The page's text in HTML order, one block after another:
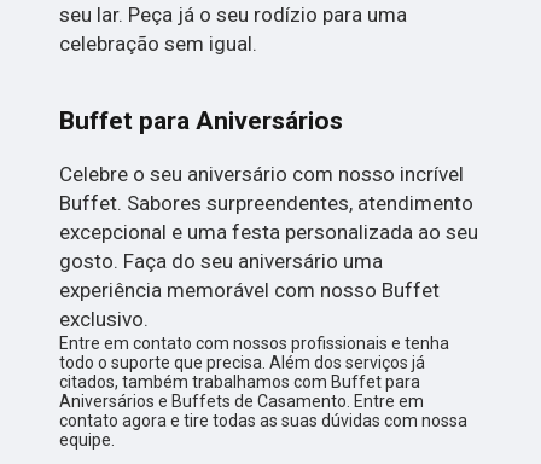
seu lar. Peça já o seu rodízio para uma
celebração sem igual.
Buffet para Aniversários
Celebre o seu aniversário com nosso incrível
Buffet. Sabores surpreendentes, atendimento
excepcional e uma festa personalizada ao seu
gosto. Faça do seu aniversário uma
experiência memorável com nosso Buffet
exclusivo.
Entre em contato com nossos profissionais e tenha
todo o suporte que precisa. Além dos serviços já
citados, também trabalhamos com Buffet para
Aniversários e Buffets de Casamento. Entre em
contato agora e tire todas as suas dúvidas com nossa
equipe.